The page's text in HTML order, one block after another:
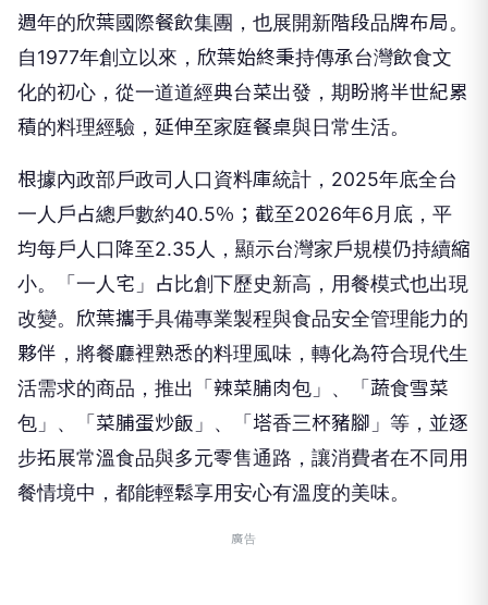
週年的欣葉國際餐飲集團，也展開新階段品牌布局。
自1977年創立以來，欣葉始終秉持傳承台灣飲食文
化的初心，從一道道經典台菜出發，期盼將半世紀累
積的料理經驗，延伸至家庭餐桌與日常生活。
根據內政部戶政司人口資料庫統計，2025年底全台
一人戶占總戶數約40.5％；截至2026年6月底，平
均每戶人口降至2.35人，顯示台灣家戶規模仍持續縮
小。「一人宅」占比創下歷史新高，用餐模式也出現
改變。欣葉攜手具備專業製程與食品安全管理能力的
夥伴，將餐廳裡熟悉的料理風味，轉化為符合現代生
活需求的商品，推出「辣菜脯肉包」、「蔬食雪菜
包」、「菜脯蛋炒飯」、「塔香三杯豬腳」等，並逐
步拓展常溫食品與多元零售通路，讓消費者在不同用
餐情境中，都能輕鬆享用安心有溫度的美味。
廣告